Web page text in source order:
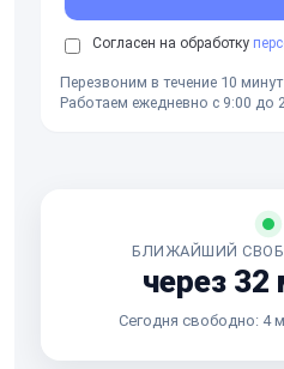
Согласен на обработку
Перезвоним в течение 10 минут
Работаем ежедневно с 9:00 до
БЛИЖАЙШИЙ
через
Сегодня свободно: 4